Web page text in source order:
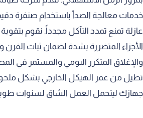
خدمات معالجة الصدأ باستخدام صنفرة
عازلة تمنع تمدد التآكل مجدداً. نقوم
الأجزاء المتضررة بشدة لضمان ثبات الفرن
والإغلاق المتكرر اليومي والمستمر في
تطيل من عمر الهيكل الخارجي بشكل
جهازك ليتحمل العمل الشاق لسنوات